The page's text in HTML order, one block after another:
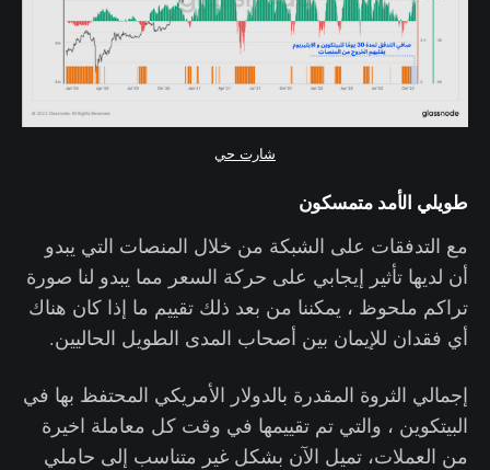
شارت حي
طويلي الأمد متمسكون
مع التدفقات على الشبكة من خلال المنصات التي يبدو
أن لديها تأثير إيجابي على حركة السعر مما يبدو لنا صورة
تراكم ملحوظ ، يمكننا من بعد ذلك تقييم ما إذا كان هناك
أي فقدان للإيمان بين أصحاب المدى الطويل الحاليين.
إجمالي الثروة المقدرة بالدولار الأمريكي المحتفظ بها في
البيتكوين ، والتي تم تقييمها في وقت كل معاملة اخيرة
من العملات، تميل الآن بشكل غير متناسب إلى حاملي